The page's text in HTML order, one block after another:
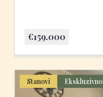
€159.000
Stanovi Ekskluzivno